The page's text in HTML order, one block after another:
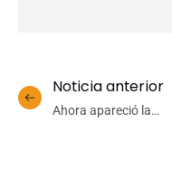
Noticia anterior
Ahora apareció la